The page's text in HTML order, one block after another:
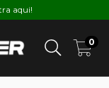
aqui!
0